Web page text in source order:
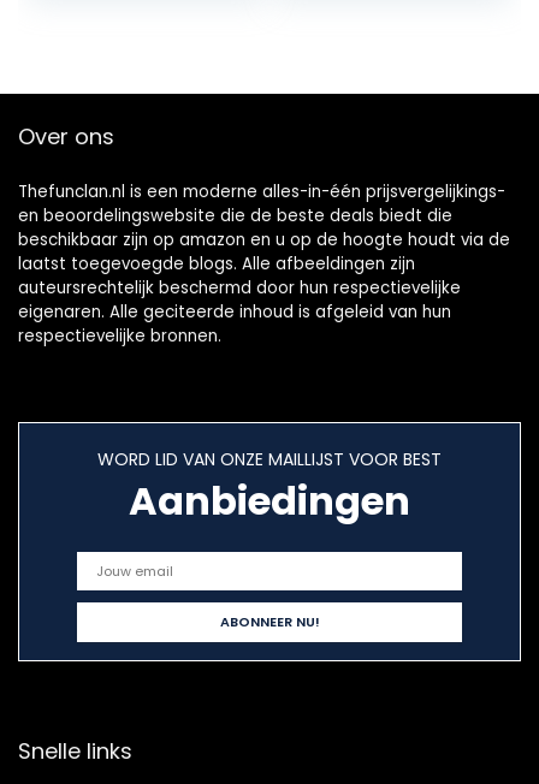
Over ons
Thefunclan.nl is een moderne alles-in-één prijsvergelijkings-
en beoordelingswebsite die de beste deals biedt die
beschikbaar zijn op amazon en u op de hoogte houdt via de
laatst toegevoegde blogs. Alle afbeeldingen zijn
auteursrechtelijk beschermd door hun respectievelijke
eigenaren. Alle geciteerde inhoud is afgeleid van hun
respectievelijke bronnen.
WORD LID VAN ONZE MAILLIJST VOOR BEST
Aanbiedingen
Snelle links